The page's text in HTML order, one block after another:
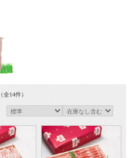
全14件）